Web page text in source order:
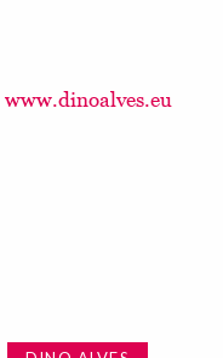
www.dinoalves.eu